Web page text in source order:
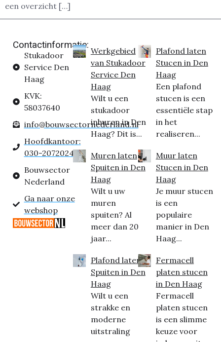
een overzicht […]
Contactinformatie:
Stukadoor
Service Den
Haag
KVK:
58037640
info@bouwsectornederland.nl
Hoofdkantoor:
030-2072024
Bouwsector
Nederland
Ga naar onze
webshop
Werkgebied
van Stukadoor
Service Den
Haag
Wilt u een
stukadoor
inhuren in Den
Haag? Dit is...
Muren laten
Spuiten in Den
Haag
Wilt u uw
muren
spuiten? Al
meer dan 20
jaar...
Plafond laten
Spuiten in Den
Haag
Wilt u een
strakke en
moderne
uitstraling
Plafond laten
Stucen in Den
Haag
Een plafond
stucen is een
essentiële stap
in het
realiseren...
Muur laten
Stucen in Den
Haag
Je muur stucen
is een
populaire
manier in Den
Haag...
Fermacell
platen stucen
in Den Haag
Fermacell
platen stucen
is een slimme
keuze voor